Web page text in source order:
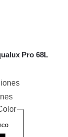
Pro 68L